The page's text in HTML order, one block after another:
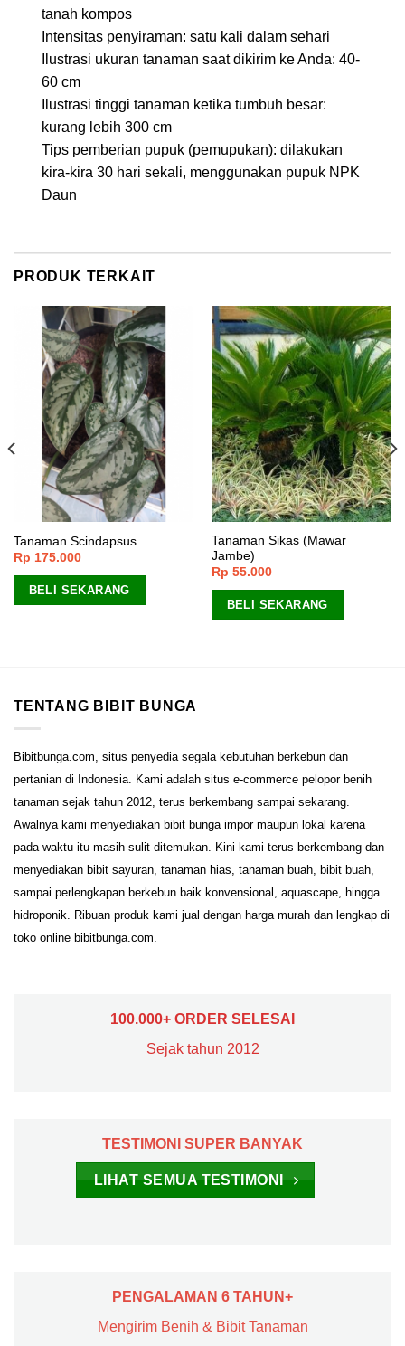
tanah kompos
Intensitas penyiraman: satu kali dalam sehari
Ilustrasi ukuran tanaman saat dikirim ke Anda: 40-
60 cm
Ilustrasi tinggi tanaman ketika tumbuh besar:
kurang lebih 300 cm
Tips pemberian pupuk (pemupukan): dilakukan
kira-kira 30 hari sekali, menggunakan pupuk NPK
Daun
PRODUK TERKAIT
Tanaman Scindapsus
Rp 175.000
BELI SEKARANG
Tanaman Sikas (Mawar
Jambe)
Rp 55.000
BELI SEKARANG
TENTANG BIBIT BUNGA
Bibitbunga.com, situs penyedia segala kebutuhan berkebun dan
pertanian di Indonesia. Kami adalah situs e-commerce pelopor benih
tanaman sejak tahun 2012, terus berkembang sampai sekarang.
Awalnya kami menyediakan bibit bunga impor maupun lokal karena
pada waktu itu masih sulit ditemukan. Kini kami terus berkembang dan
menyediakan bibit sayuran, tanaman hias, tanaman buah, bibit buah,
sampai perlengkapan berkebun baik konvensional, aquascape, hingga
hidroponik. Ribuan produk kami jual dengan harga murah dan lengkap di
toko online bibitbunga.com.
100.000+ ORDER SELESAI
Sejak tahun 2012
TESTIMONI SUPER BANYAK
LIHAT SEMUA TESTIMONI
PENGALAMAN 6 TAHUN+
Mengirim Benih & Bibit Tanaman